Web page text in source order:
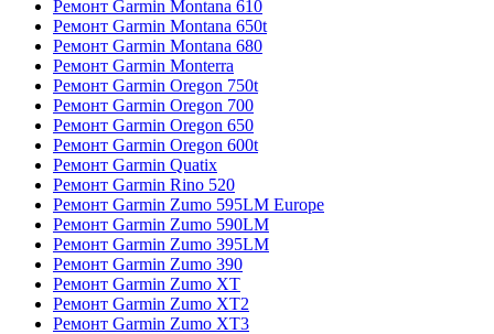
Ремонт Garmin Montana 610
Ремонт Garmin Montana 650t
Ремонт Garmin Montana 680
Ремонт Garmin Monterra
Ремонт Garmin Oregon 750t
Ремонт Garmin Oregon 700
Ремонт Garmin Oregon 650
Ремонт Garmin Oregon 600t
Ремонт Garmin Quatix
Ремонт Garmin Rino 520
Ремонт Garmin Zumo 595LM Europe
Ремонт Garmin Zumo 590LM
Ремонт Garmin Zumo 395LM
Ремонт Garmin Zumo 390
Ремонт Garmin Zumo XT
Ремонт Garmin Zumo XT2
Ремонт Garmin Zumo XT3